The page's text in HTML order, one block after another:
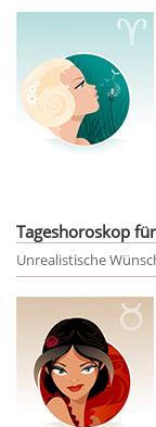
Tageshoroskop
Unrealistische